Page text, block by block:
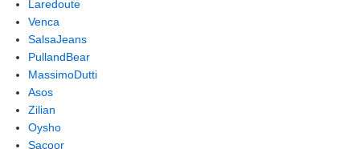
Laredoute
Venca
SalsaJeans
PullandBear
MassimoDutti
Asos
Zilian
Oysho
Sacoor